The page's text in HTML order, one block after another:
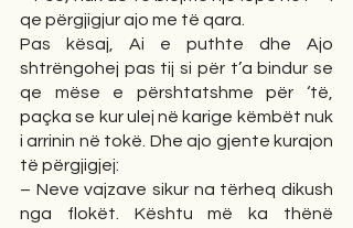
qe përgjigjur ajo me të qara.
Pas kësaj, Ai e puthte dhe Ajo
shtrëngohej pas tij si për t’a bindur se
qe mëse e përshtatshme për ‘të,
paçka se kur ulej në karige këmbët nuk
i arrinin në tokë. Dhe ajo gjente kurajon
të përgjigjej:
– Neve vajzave sikur na tërheq dikush
nga flokët. Kështu më ka thënë